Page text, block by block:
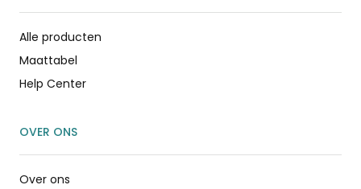
Alle producten
Maattabel
Help Center
OVER ONS
Over ons